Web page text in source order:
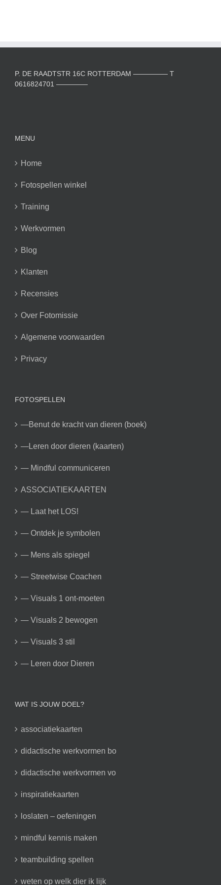
P. DE RAADTSTR 16C ROTTERDAM ————— T
0616824701 ————–
MENU
Home
Fotospellen winkel
Training
Werkvormen
Blog
Klanten
Recensies
Over Fotomissie
Algemene voorwaarden
Privacy
FOTOSPELLEN
—Benut de kracht van dieren (boek)
—Leren door dieren (kaarten)
— Mindful communiceren
ASSOCIATIEKAARTEN
— Laat het LOS!
— Ontdek je symbolen
— Mens als spiegel
— Streetwise Coachen
— Visuals 1 ont-moeten
— Visuals 2 bewogen
— Visuals 3 stil
— Leren door Dieren
WAT IS JOUW DOEL?
associatiekaarten
didactische werkvormen bo
didactische werkvormen vo
inspiratiekaarten
loslaten – oefeningen
mindful kennis maken
teambuilding spellen
weten op welk dier ik lijk